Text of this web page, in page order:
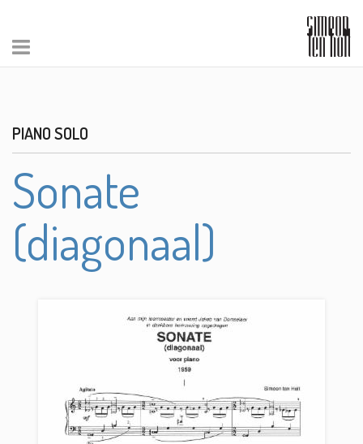
PIANO SOLO
Sonate
(diagonaal)